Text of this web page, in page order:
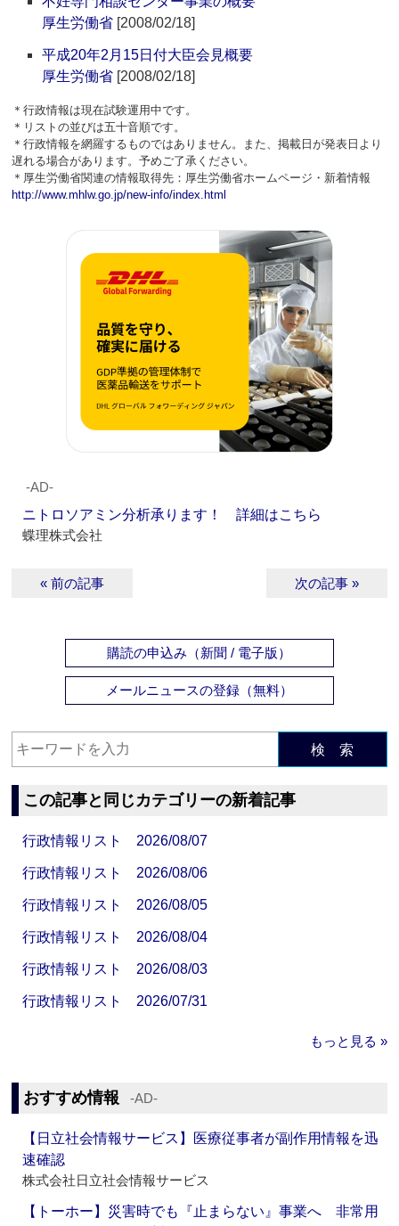
厚生労働省 [2008/02/18]
平成20年2月15日付大臣会見概要
厚生労働省 [2008/02/18]
＊行政情報は現在試験運用中です。
＊リストの並びは五十音順です。
＊行政情報を網羅するものではありません。また、掲載日が発表日より
遅れる場合があります。予めご了承ください。
＊厚生労働省関連の情報取得先：厚生労働省ホームページ・新着情報
http://www.mhlw.go.jp/new-info/index.html
‐AD‐
ニトロソアミン分析承ります！ 詳細はこちら
蝶理株式会社
« 前の記事 次の記事 »
購読の申込み（新聞 / 電子版）
メールニュースの登録（無料）
検 索
この記事と同じカテゴリーの新着記事
行政情報リスト 2026/08/07
行政情報リスト 2026/08/06
行政情報リスト 2026/08/05
行政情報リスト 2026/08/04
行政情報リスト 2026/08/03
行政情報リスト 2026/07/31
もっと見る »
おすすめ情報 ‐AD‐
【日立社会情報サービス】医療従事者が副作用情報を迅
速確認
株式会社日立社会情報サービス
【トーホー】災害時でも『止まらない』事業へ 非常用